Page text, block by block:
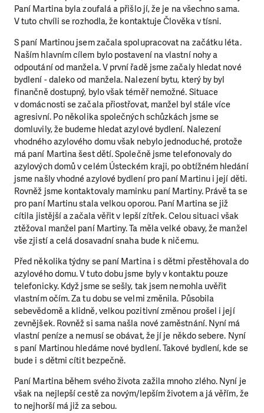
Paní Martina byla zoufalá a přišlo jí, že je na všechno sama.
V tuto chvíli se rozhodla, že kontaktuje Člověka v tísni.
S paní Martinou jsem začala spolupracovat na začátku léta.
Naším hlavním cílem bylo postavení na vlastní nohy a
odpoutání od manžela. V první řadě jsme začaly hledat nové
bydlení - daleko od manžela. Nalezení bytu, který by byl
finančně dostupný, bylo však téměř nemožné. Situace
v domácnosti se začala přiostřovat, manžel byl stále více
agresivní. Po několika společných schůzkách jsme se
domluvily, že budeme hledat azylové bydlení. Nalezení
vhodného azylového domu však nebylo jednoduché, protože
má paní Martina šest dětí. Společně jsme telefonovaly do
azylových domů v celém Ústeckém kraji, po obtížném hledání
jsme našly vhodné azylové bydlení pro paní Martinu i její děti.
Rovněž jsme kontaktovaly maminku paní Martiny. Právě ta se
pro paní Martinu stala velkou oporou. Paní Martina se již
cítila jistější a začala věřit v lepší zítřek. Celou situaci však
ztěžoval manžel paní Martiny. Ta měla velké obavy, že manžel
vše zjistí a celá dosavadní snaha bude k ničemu.
Před několika týdny se paní Martina i s dětmi přestěhovala do
azylového domu. V tuto dobu jsme byly v kontaktu pouze
telefonicky. Když jsme se sešly, tak jsem nemohla uvěřit
vlastním očím. Za tu dobu se velmi změnila. Působila
sebevědomě a klidně, velkou pozitivní změnou prošel i její
zevnějšek. Rovněž si sama našla nové zaměstnání. Nyní má
vlastní peníze a nemusí se obávat, že jí je někdo sebere. Nyní
s paní Martinou hledáme nové bydlení. Takové bydlení, kde se
bude i s dětmi cítit bezpečně.
Paní Martina během svého života zažila mnoho zlého. Nyní je
však na nejlepší cestě za novým/lepším životem a já věřím, že
to nejhorší má již za sebou.